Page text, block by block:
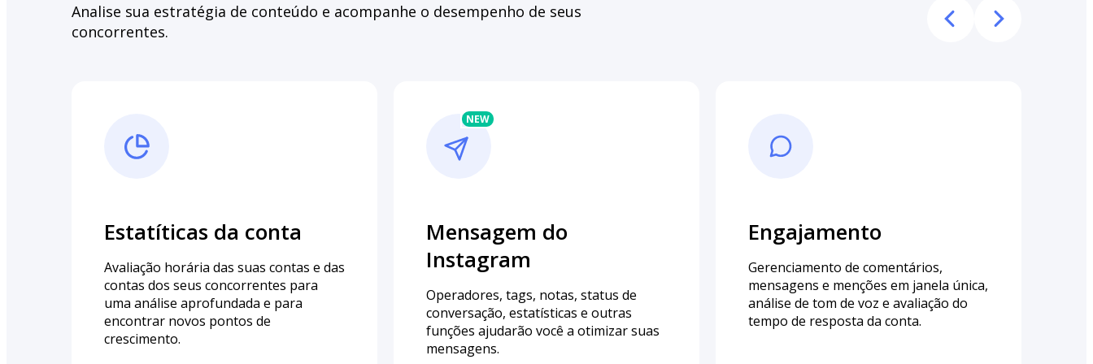
Analise sua estratégia de conteúdo e acompanhe o desempenho de seus
concorrentes.
Estatíticas da conta
Avaliação horária das suas contas e das
contas dos seus concorrentes para
uma análise aprofundada e para
encontrar novos pontos de
crescimento.
Mensagem do
Instagram
Operadores, tags, notas, status de
conversação, estatísticas e outras
funções ajudarão você a otimizar suas
mensagens.
Engajamento
Gerenciamento de comentários,
mensagens e menções em janela única,
análise de tom de voz e avaliação do
tempo de resposta da conta.